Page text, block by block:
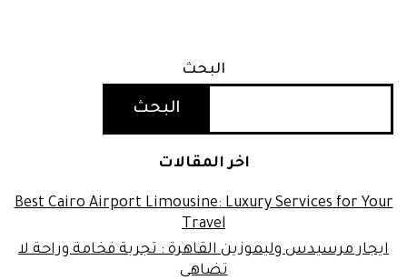
البحث
البحث
اخر المقالات
Best Cairo Airport Limousine: Luxury Services for Your
Travel
ايجار مرسيدس وليموزين القاهرة : تجربة فخامة وراحة لا
تضاهى